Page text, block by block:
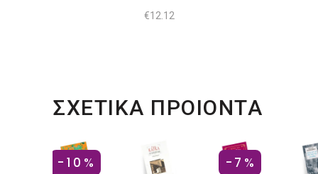
€12.12
ΣΧΕΤΙΚΑ ΠΡΟΙΟΝΤΑ
-10% -7%